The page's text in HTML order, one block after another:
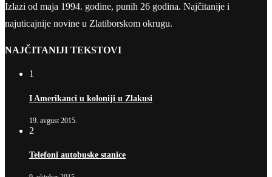
Izlazi od maja 1994. godine, punih 26 godina. Najčitanije i
najuticajnije novine u Zlatiborskom okrugu.
NAJČITANIJI TEKSTOVI
1
I Amerikanci u koloniji u Zlakusi
19. avgust 2015.
2
Telefoni autobuske stanice